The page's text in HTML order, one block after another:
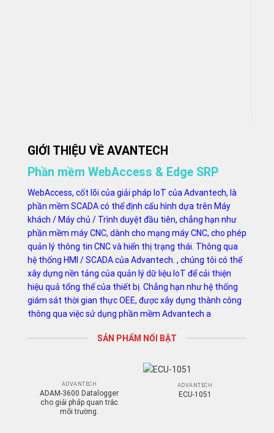
GIỚI THIỆU VỀ AVANTECH
Phần mềm WebAccess & Edge SRP
WebAccess, cốt lõi của giải pháp IoT của Advantech, là
phần mềm SCADA có thể định cấu hình dựa trên Máy
khách / Máy chủ / Trình duyệt đầu tiên, chẳng hạn như
phần mềm máy CNC, dành cho mạng máy CNC, cho phép
quản lý thông tin CNC và hiển thị trạng thái. Thông qua
hệ thống HMI / SCADA của Advantech. , chúng tôi có thể
xây dựng nền tảng của quản lý dữ liệu IoT để cải thiện
hiệu quả tổng thể của thiết bị. Chẳng hạn như hệ thống
giám sát thời gian thực OEE, được xây dựng thành công
thông qua việc sử dụng phần mềm Advantech a
SẢN PHẨM NỔI BẬT
ADVANTECH
ADAM-3600 Datalogger
cho giải pháp quan trắc
môi trường.
ADVANTECH
ECU-1051